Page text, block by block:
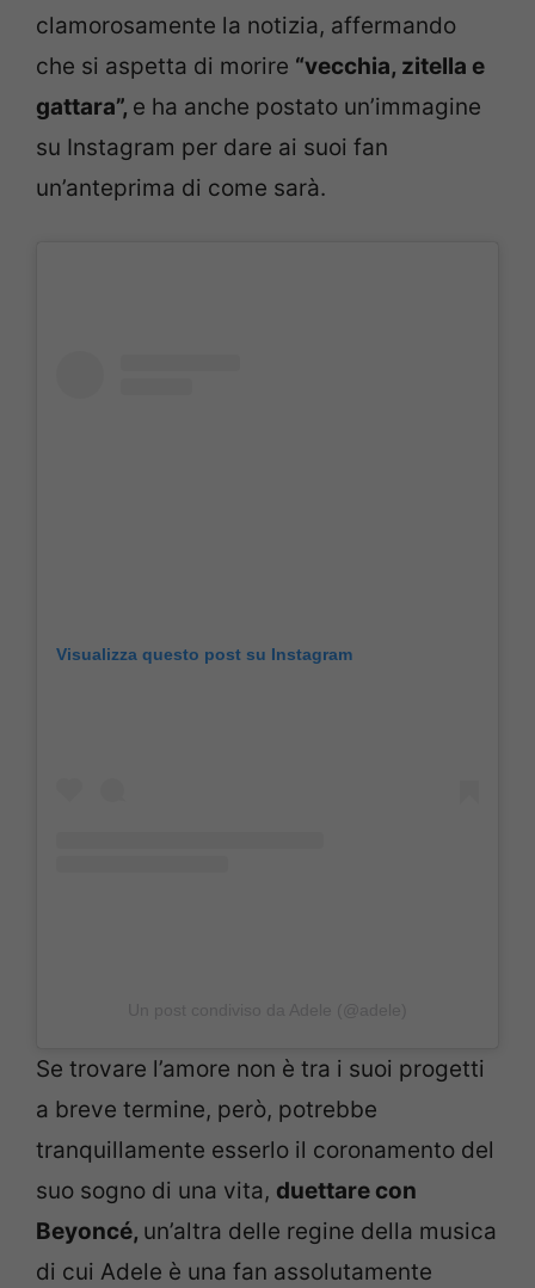
clamorosamente la notizia, affermando
che si aspetta di morire “vecchia, zitella e
gattara”, e ha anche postato un’immagine
su Instagram per dare ai suoi fan
un’anteprima di come sarà.
Visualizza questo post su Instagram
Se trovare l’amore non è tra i suoi progetti
a breve termine, però, potrebbe
tranquillamente esserlo il coronamento del
suo sogno di una vita, duettare con
Beyoncé, un’altra delle regine della musica
di cui Adele è una fan assolutamente